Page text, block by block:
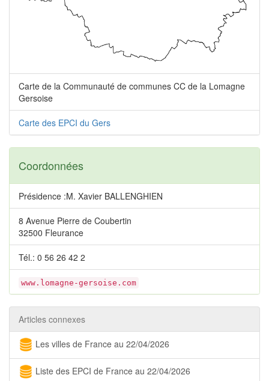
Carte de la Communauté de communes CC de la Lomagne
Gersoise
Carte des EPCI du Gers
Coordonnées
Présidence :M. Xavier BALLENGHIEN
8 Avenue Pierre de Coubertin
32500 Fleurance
Tél.: 0 56 26 42 2
www.lomagne-gersoise.com
Articles connexes
Les villes de France au 22/04/2026
Liste des EPCI de France au 22/04/2026